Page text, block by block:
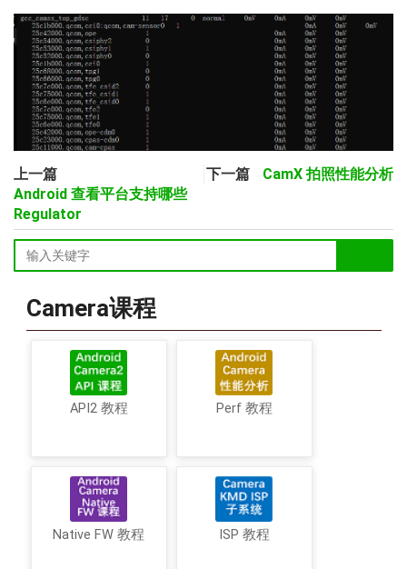
上一篇
Android 查看平台支持哪些
Regulator
下一篇 CamX 拍照性能分析
Camera课程
API2 教程 Perf 教程
Native FW 教程 ISP 教程